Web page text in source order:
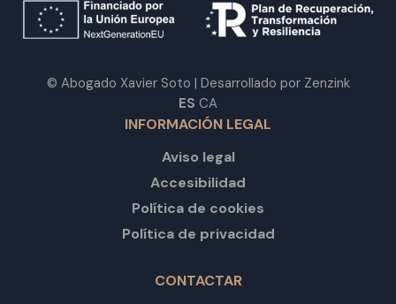
© Abogado Xavier Soto | Desarrollado por Zenzink
ES CA
INFORMACIÓN LEGAL
Aviso legal
Accesibilidad
Política de cookies
Política de privacidad
CONTACTAR